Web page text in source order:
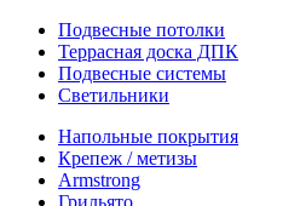
Подвесные потолки
Террасная доска ДПК
Подвесные системы
Светильники
Напольные покрытия
Крепеж / метизы
Armstrong
Грильято